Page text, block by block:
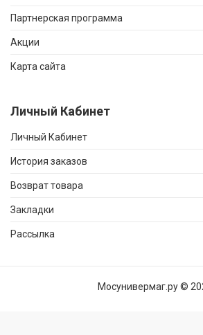
Партнерская программа
Акции
Карта сайта
Личный Кабинет
Личный Кабинет
История заказов
Возврат товара
Закладки
Рассылка
Мосунивермаг.ру ©